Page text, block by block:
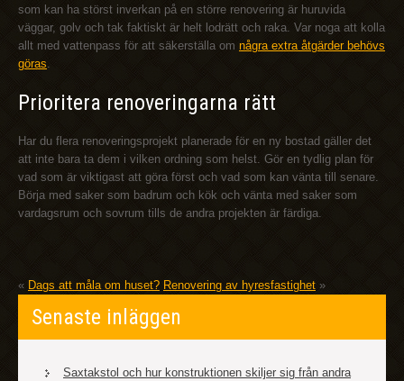
som kan ha störst inverkan på en större renovering är huruvida
väggar, golv och tak faktiskt är helt lodrätt och raka. Var noga att kolla
allt med vattenpass för att säkerställa om några extra åtgärder behövs
göras.
Prioritera renoveringarna rätt
Har du flera renoveringsprojekt planerade för en ny bostad gäller det
att inte bara ta dem i vilken ordning som helst. Gör en tydlig plan för
vad som är viktigast att göra först och vad som kan vänta till senare.
Börja med saker som badrum och kök och vänta med saker som
vardagsrum och sovrum tills de andra projekten är färdiga.
« Dags att måla om huset? Renovering av hyresfastighet »
Senaste inläggen
Saxtakstol och hur konstruktionen skiljer sig från andra